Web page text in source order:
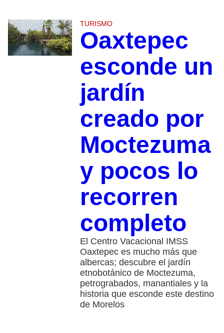
TURISMO
Oaxtepec
esconde un
jardín
creado por
Moctezuma
y pocos lo
recorren
completo
El Centro Vacacional IMSS
Oaxtepec es mucho más que
albercas; descubre el jardín
etnobotánico de Moctezuma,
petrograbados, manantiales y la
historia que esconde este destino
de Morelos